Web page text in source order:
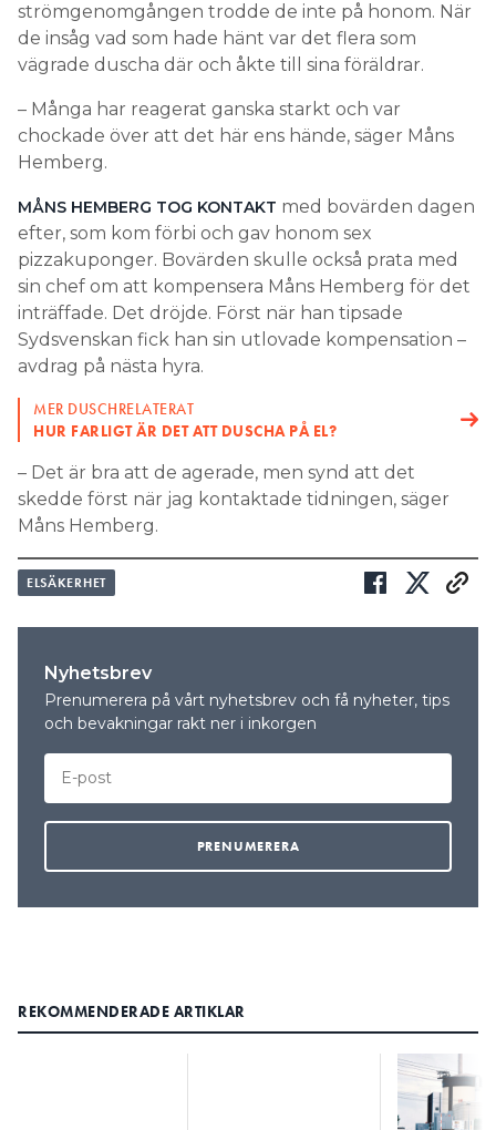
strömgenomgången trodde de inte på honom. När
de insåg vad som hade hänt var det flera som
vägrade duscha där och åkte till sina föräldrar.
– Många har reagerat ganska starkt och var
chockade över att det här ens hände, säger Måns
Hemberg.
MÅNS HEMBERG TOG KONTAKT med bovärden dagen
efter, som kom förbi och gav honom sex
pizzakuponger. Bovärden skulle också prata med
sin chef om att kompensera Måns Hemberg för det
inträffade. Det dröjde. Först när han tipsade
Sydsvenskan fick han sin utlovade kompensation –
avdrag på nästa hyra.
MER DUSCHRELATERAT
HUR FARLIGT ÄR DET ATT DUSCHA PÅ EL?
– Det är bra att de agerade, men synd att det
skedde först när jag kontaktade tidningen, säger
Måns Hemberg.
ELSÄKERHET
Nyhetsbrev
Prenumerera på vårt nyhetsbrev och få nyheter, tips
och bevakningar rakt ner i inkorgen
REKOMMENDERADE ARTIKLAR